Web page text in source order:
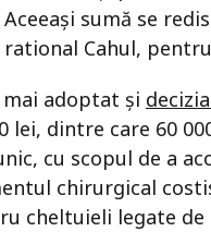
sumă se
Cahul, pentru
adoptat și
lei, dintre care 60
cu scopul de a
chirurgical
cheltuieli legate de